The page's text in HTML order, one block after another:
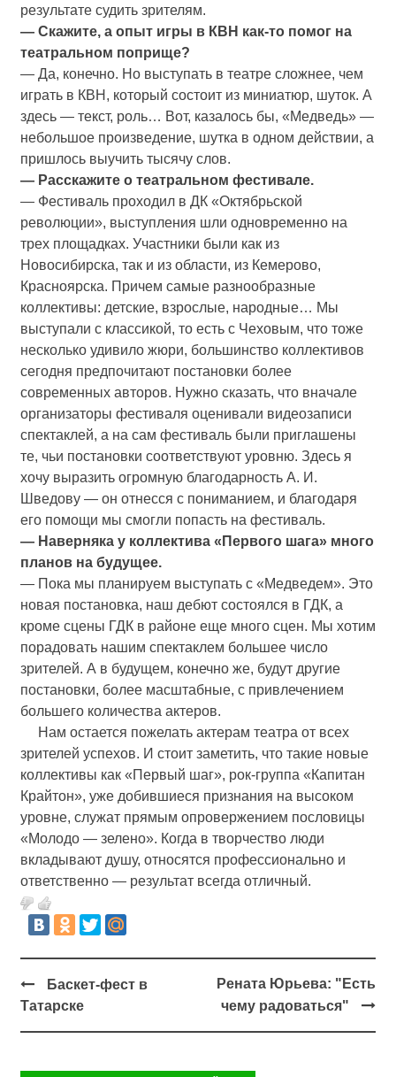
результате судить зрителям.
— Скажите, а опыт игры в КВН как-то помог на
театральном поприще?
— Да, конечно. Но выступать в театре сложнее, чем
играть в КВН, который состоит из миниатюр, шуток. А
здесь — текст, роль… Вот, казалось бы, «Медведь» —
небольшое произведение, шутка в одном действии, а
пришлось выучить тысячу слов.
— Расскажите о театральном фестивале.
— Фестиваль проходил в ДК «Октябрьской
революции», выступления шли одновременно на
трех площадках. Участники были как из
Новосибирска, так и из области, из Кемерово,
Красноярска. Причем самые разнообразные
коллективы: детские, взрослые, народные… Мы
выступали с классикой, то есть с Чеховым, что тоже
несколько удивило жюри, большинство коллективов
сегодня предпочитают постановки более
современных авторов. Нужно сказать, что вначале
организаторы фестиваля оценивали видеозаписи
спектаклей, а на сам фестиваль были приглашены
те, чьи постановки соответствуют уровню. Здесь я
хочу выразить огромную благодарность А. И.
Шведову — он отнесся с пониманием, и благодаря
его помощи мы смогли попасть на фестиваль.
— Наверняка у коллектива «Первого шага» много
планов на будущее.
— Пока мы планируем выступать с «Медведем». Это
новая постановка, наш дебют состоялся в ГДК, а
кроме сцены ГДК в районе еще много сцен. Мы хотим
порадовать нашим спектаклем большее число
зрителей. А в будущем, конечно же, будут другие
постановки, более масштабные, с привлечением
большего количества актеров.
Нам остается пожелать актерам театра от всех
зрителей успехов. И стоит заметить, что такие новые
коллективы как «Первый шаг», рок-группа «Капитан
Крайтон», уже добившиеся признания на высоком
уровне, служат прямым опровержением пословицы
«Молодо — зелено». Когда в творчество люди
вкладывают душу, относятся профессионально и
ответственно — результат всегда отличный.
Баскет-фест в
Татарске
Рената Юрьева: "Есть
чему радоваться"